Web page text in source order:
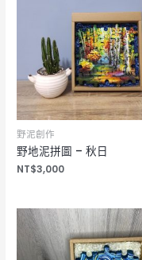
野泥創作
野地泥拼圖 – 秋日
NT$3,000